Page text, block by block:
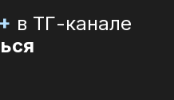
в ТГ-канале